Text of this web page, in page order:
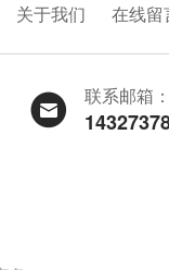
关于我们 在线留
联系邮箱：